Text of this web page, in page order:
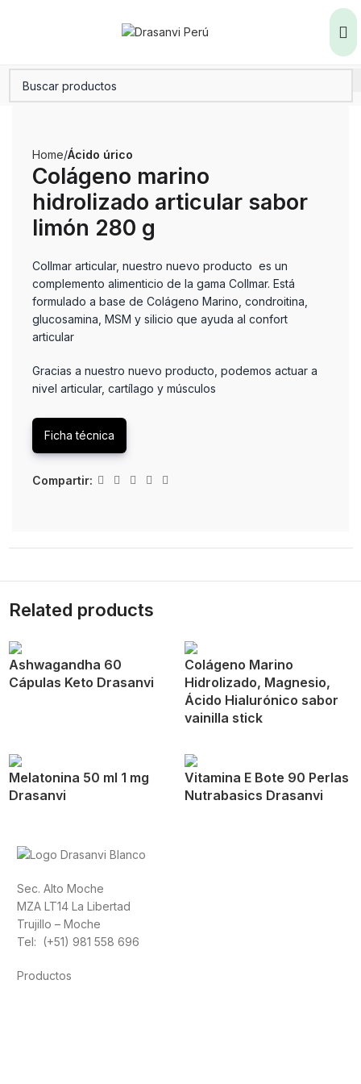
Home Ácido úrico
Colágeno marino
hidrolizado articular sabor
limón 280 g
Collmar articular, nuestro nuevo producto es un
complemento alimenticio de la gama Collmar. Está
formulado a base de Colágeno Marino, condroitina,
glucosamina, MSM y silicio que ayuda al confort
articular
Gracias a nuestro nuevo producto, podemos actuar a
nivel articular, cartílago y músculos
Ficha técnica
Compartir:
Related products
Ashwagandha 60
Cápulas Keto Drasanvi
Colágeno Marino
Hidrolizado, Magnesio,
Ácido Hialurónico sabor
vainilla stick
Melatonina 50 ml 1 mg
Drasanvi
Vitamina E Bote 90 Perlas
Nutrabasics Drasanvi
Sec. Alto Moche
MZA LT14 La Libertad
Trujillo – Moche
Tel: (+51) 981 558 696
Productos